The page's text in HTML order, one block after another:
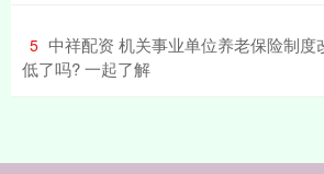
5 中祥配资 机关事业单位养老保险制度
低了吗? 一起了解